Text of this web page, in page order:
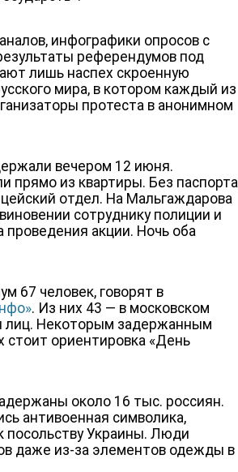
инфографики опросов с
референдумов под
лишь наспех скроенную
мира, в котором каждый из
протеста в анонимном
вечером 12 июня.
прямо из квартиры. Без паспорта
отдел. На Мальгаждарова
сотруднику полиции и
акции. Ночь оба
67 человек, говорят в
. Из них 43 — в московском
лиц. Некоторым задержанным
стоит ориентировка «День
около 16 тыс. россиян.
антивоенная символика,
посольству Украины. Люди
даже из-за элементов одежды в